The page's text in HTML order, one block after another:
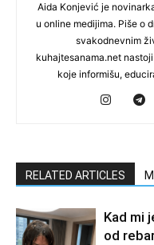
Aida Konjević je
u online medijima. Piše o
svakodnevnim
kuhajtesanama.net
koje informišu,
RELATED ARTICLES
Kad mi
od